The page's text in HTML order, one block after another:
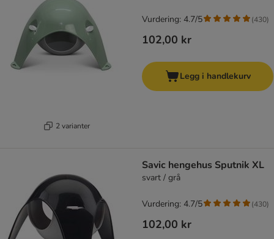
2 varianter
102,00 kr
Vurdering: 4.7/5 (430)
Legg i handlekurv
Savic hengehus Sputnik XL
svart / grå
102,00 kr
Vurdering: 4.7/5 (430)